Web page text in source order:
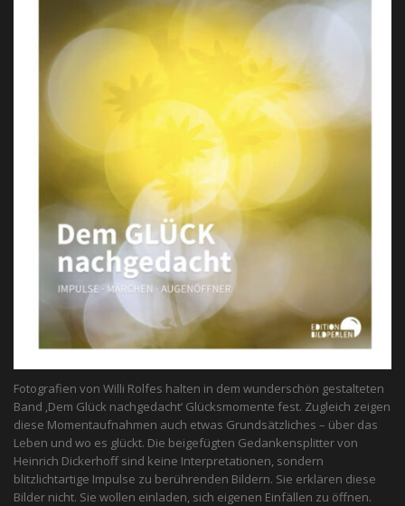
Fotografien von Willi Rolfes halten in dem wunderschön gestalteten
Band ‚Dem Glück nachgedacht‘ Glücksmomente fest. Zugleich zeigen
diese Momentaufnahmen auch etwas Grundsätzliches – über das
Leben und wo es glückt. Die beigefügten Gedankensplitter von
Heinrich Dickerhoff sind keine Interpretationen, sondern
blitzlichtartige Impulse zu berührenden Bildern. Sie erklären diese
Bilder nicht. Sie wollen einladen, sich eigenen Einfällen zu öffnen.